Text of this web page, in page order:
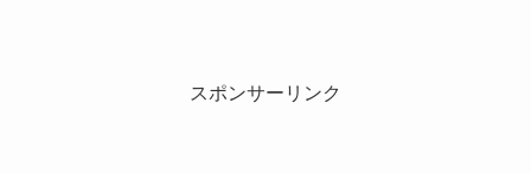
スポンサーリンク